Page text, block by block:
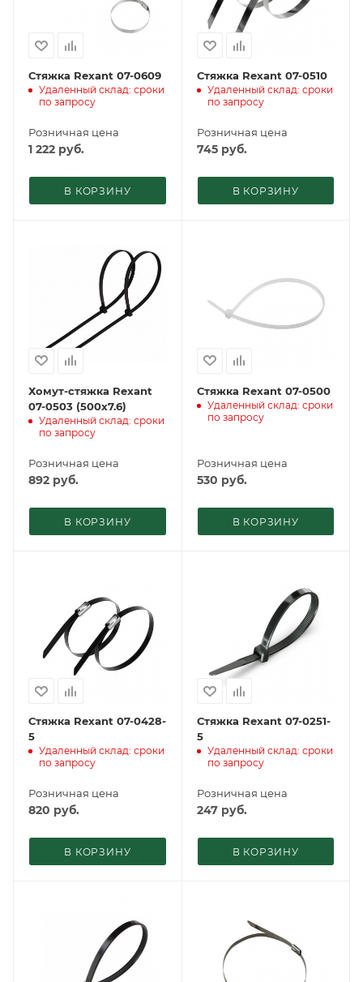
Стяжка Rexant 07-0609
Удаленный склад: сроки
по запросу
Розничная цена
1 222 руб.
В КОРЗИНУ
Стяжка Rexant 07-0510
Удаленный склад: сроки
по запросу
Розничная цена
745руб.
В КОРЗИНУ
Хомут-стяжка Rexant
07-0503 (500x7.6)
Удаленный склад: сроки
по запросу
Розничная цена
892 руб.
В КОРЗИНУ
Стяжка Rexant 07-0500
Удаленный склад: сроки
по запросу
Розничная цена
530 руб.
В КОРЗИНУ
Стяжка Rexant 07-0428-
5
Удаленный склад: сроки
по запросу
Розничная цена
820 руб.
В КОРЗИНУ
Стяжка Rexant 07-0251-
5
Удаленный склад: сроки
по запросу
Розничная цена
247руб.
В КОРЗИНУ